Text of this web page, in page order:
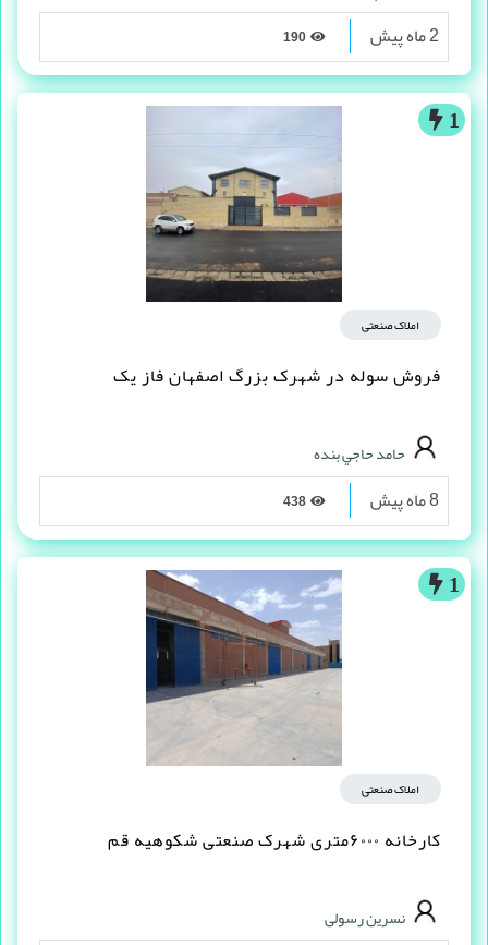
2 ماه پیش
1
املاک صنعتی
فروش سوله در شهرک بزرگ اصفهان فاز یک
حامد حاجي بنده
8 ماه پیش
1
املاک صنعتی
کارخانه ۶۰۰۰متری شهرک صنعتی شکوهیه قم
نسرین رسولی